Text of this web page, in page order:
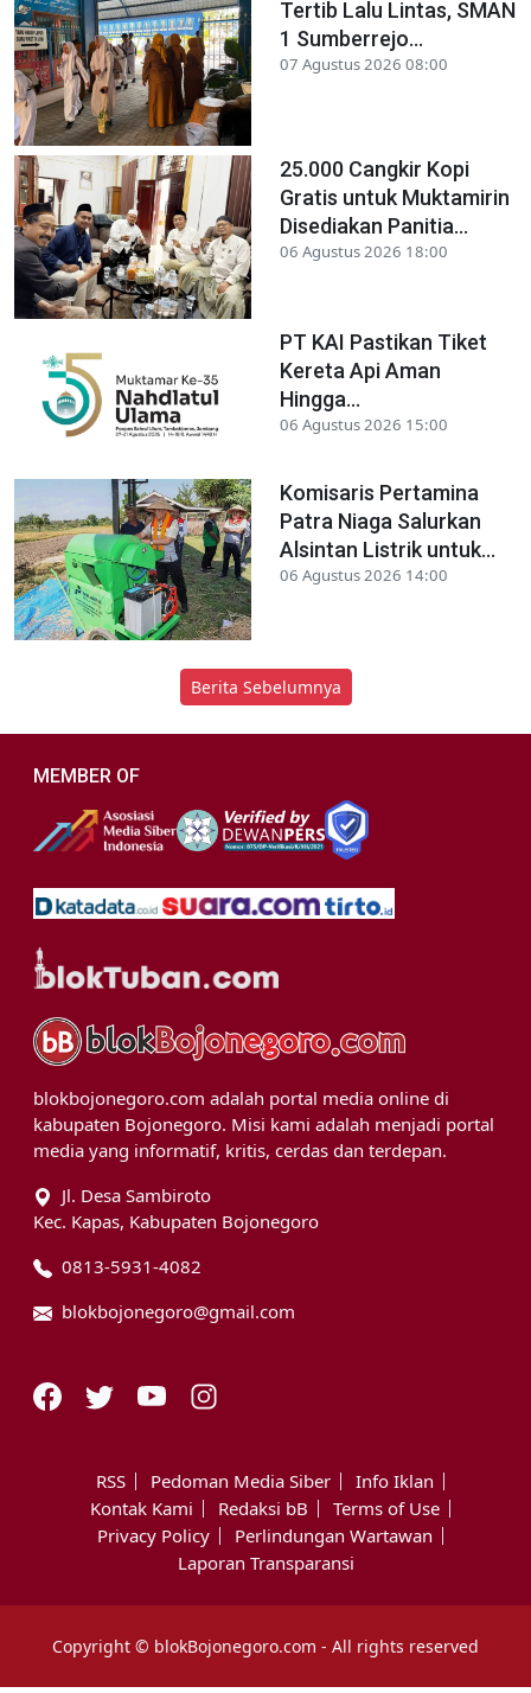
Tertib Lalu Lintas, SMAN
1 Sumberrejo...
07 Agustus 2026 08:00
25.000 Cangkir Kopi
Gratis untuk Muktamirin
Disediakan Panitia...
06 Agustus 2026 18:00
PT KAI Pastikan Tiket
Kereta Api Aman
Hingga...
06 Agustus 2026 15:00
Komisaris Pertamina
Patra Niaga Salurkan
Alsintan Listrik untuk...
06 Agustus 2026 14:00
Berita Sebelumnya
MEMBER OF
blokbojonegoro.com adalah portal media online di
kabupaten Bojonegoro. Misi kami adalah menjadi portal
media yang informatif, kritis, cerdas dan terdepan.
Jl. Desa Sambiroto
Kec. Kapas, Kabupaten Bojonegoro
0813-5931-4082
blokbojonegoro@gmail.com
RSS Pedoman Media Siber
Info Iklan
Kontak Kami
Redaksi bB
Terms of Use
Privacy Policy
Perlindungan Wartawan
Laporan Transparansi
Copyright © blokBojonegoro.com - All rights reserved